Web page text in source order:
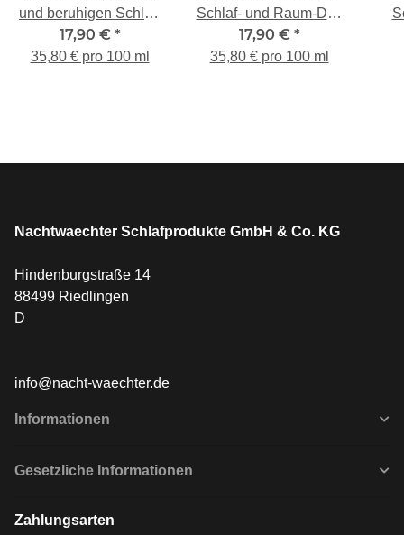
und beruhigen Schlaf-
und Raum-Duft 50ml
17,90 € *
35,80 € pro 100 ml
Schlaf- und Raum-Duft
50ml
17,90 € *
35,80 € pro 100 ml
Nachtwaechter Schlafprodukte GmbH & Co. KG
Hindenburgstraße 14
88499 Riedlingen
D
info@nacht-waechter.de
Informationen
Gesetzliche Informationen
Zahlungsarten